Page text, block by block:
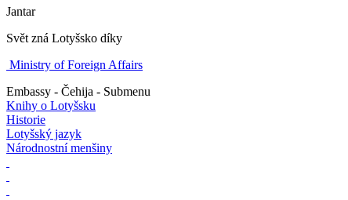
Jantar
Svět zná Lotyšsko díky
Ministry of Foreign Affairs
Embassy - Čehija - Submenu
Knihy o Lotyšsku
Historie
Lotyšský jazyk
Národnostní menšiny